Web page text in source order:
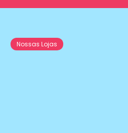
Nossas Lojas